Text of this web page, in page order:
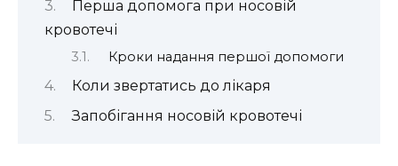
Перша допомога при носовій
кровотечі
Кроки надання першої допомоги
Коли звертатись до лікаря
Запобігання носовій кровотечі